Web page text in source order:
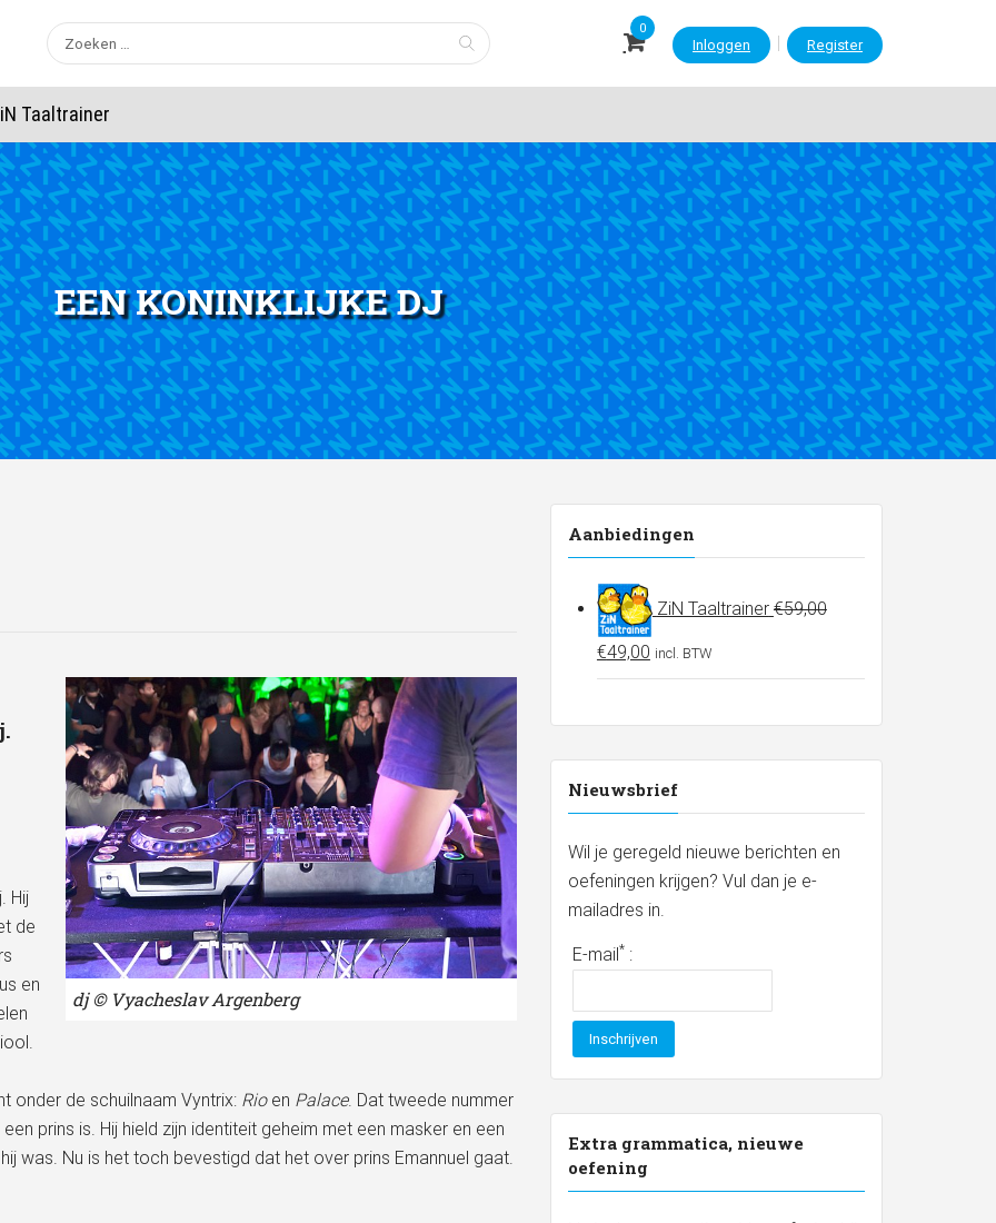
Zoeken
naar:
0
Inloggen | Register
Taaltrainer
EEN KONINKLIJKE DJ
dj © Vyacheslav Argenberg
Hij
de
en
onder de schuilnaam Vyntrix: Rio en Palace. Dat tweede nummer
prins is. Hij hield zijn identiteit geheim met een masker en een
was. Nu is het toch bevestigd dat het over prins Emannuel gaat.
Aanbiedingen
ZiN Taaltrainer €59,00
Oorspronkelijke
prijs
€49,00Huidige
prijs
incl. BTW
Nieuwsbrief
Wil je geregeld nieuwe berichten en
oefeningen krijgen? Vul dan je e-
mailadres in.
E-mail*:
Extra grammatica, nieuwe
oefening